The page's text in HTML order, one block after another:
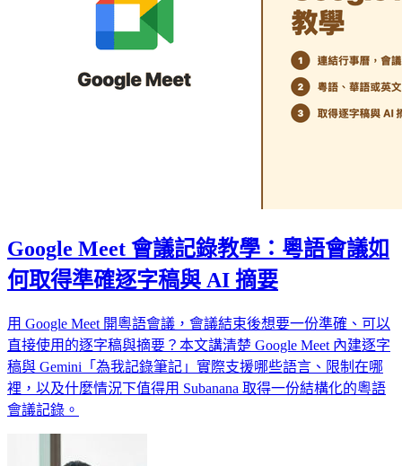
Google Meet 會議記錄教學：粵語會議如
何取得準確逐字稿與 AI 摘要
用 Google Meet 開粵語會議，會議結束後想要一份準確、可以
直接使用的逐字稿與摘要？本文講清楚 Google Meet 內建逐字
稿與 Gemini「為我記錄筆記」實際支援哪些語言、限制在哪
裡，以及什麼情況下值得用 Subanana 取得一份結構化的粵語
會議記錄。